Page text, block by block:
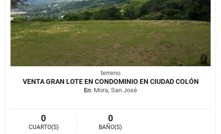
terreno
VENTA GRAN LOTE EN CONDOMINIO EN CIUDAD COLÓN
En: Mora, San José
0
CUARTO(S)
0
BAÑO(S)